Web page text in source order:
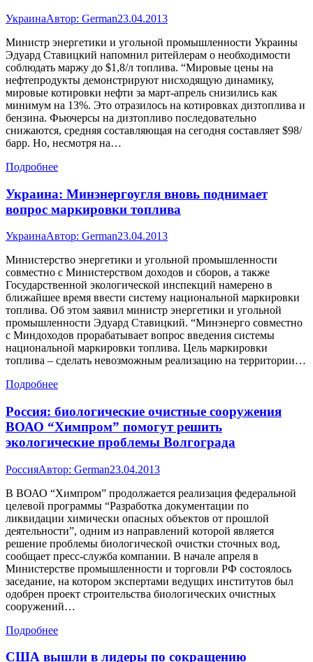
УкраинаАвтор: German23.04.2013
Министр энергетики и угольной промышленности Украины
Эдуард Ставицкий напомнил ритейлерам о необходимости
соблюдать маржу до $1,8/л топлива. “Мировые цены на
нефтепродукты демонстрируют нисходящую динамику,
мировые котировки нефти за март-апрель снизились как
минимум на 13%. Это отразилось на котировках дизтоплива и
бензина. Фьючерсы на дизтопливо последовательно
снижаются, средняя составляющая на сегодня составляет $98/
барр. Но, несмотря на…
Подробнее
Украина: Минэнергоугля вновь поднимает
вопрос маркировки топлива
УкраинаАвтор: German23.04.2013
Министерство энергетики и угольной промышленности
совместно с Министерством доходов и сборов, а также
Государственной экологической инспекций намерено в
ближайшее время ввести систему национальной маркировки
топлива. Об этом заявил министр энергетики и угольной
промышленности Эдуард Ставицкий. “Минэнерго совместно
с Миндоходов прорабатывает вопрос введения системы
национальной маркировки топлива. Цель маркировки
топлива – сделать невозможным реализацию на территории…
Подробнее
Россия: биологические очистные сооружения
ВОАО “Химпром” помогут решить
экологические проблемы Волгограда
РоссияАвтор: German23.04.2013
В ВОАО “Химпром” продолжается реализация федеральной
целевой программы “Разработка документации по
ликвидации химически опасных объектов от прошлой
деятельности”, одним из направлений которой является
решение проблемы биологической очистки сточных вод,
сообщает пресс-служба компании. В начале апреля в
Министерстве промышленности и торговли РФ состоялось
заседание, на котором экспертами ведущих институтов был
одобрен проект строительства биологических очистных
сооружений…
Подробнее
США вышли в лидеры по сокращению